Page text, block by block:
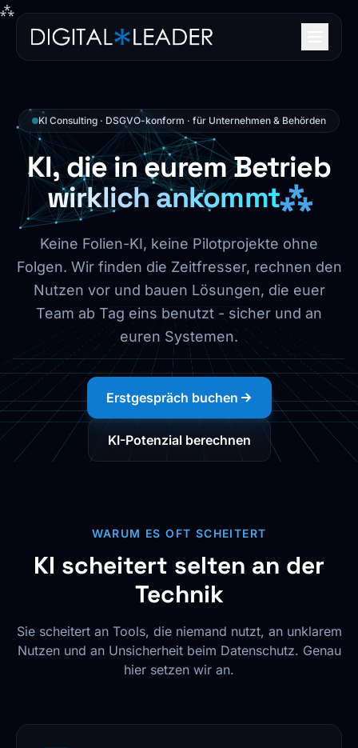
⁂
KI Consulting · DSGVO-konform · für Unternehmen & Behörden
KI, die in eurem Betrieb
wirklich ankommt⁂
Keine Folien-KI, keine Pilotprojekte ohne
Folgen. Wir finden die Zeitfresser, rechnen den
Nutzen vor und bauen Lösungen, die euer
Team ab Tag eins benutzt - sicher und an
euren Systemen.
Erstgespräch buchen
KI-Potenzial berechnen
WARUM ES OFT SCHEITERT
KI scheitert selten an der
Technik
Sie scheitert an Tools, die niemand nutzt, an unklarem
Nutzen und an Unsicherheit beim Datenschutz. Genau
hier setzen wir an.